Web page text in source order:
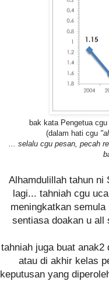
bak kata Pengetua
(dalam hati cgu
... selalu cgu pesan, pecah
Alhamdulillah tahun ni
lagi... tahniah cgu
meningkatkan
sentiasa doakan u
tahniah juga buat
atau di akhir kelas
keputusan yang